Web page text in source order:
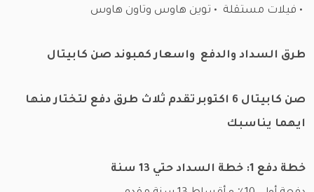
• فيلات مستقلة • توين هاوس وتاون هاوس
طرق السداد والدفع واسعار كمبوند صن كابيتال
صن كابيتال 6 اكتوبر تقدم ثلاث طرق دفع لتختار منها
ايهما يناسبك
خطة دفع 1: خطة السداد حتي 13 سنة